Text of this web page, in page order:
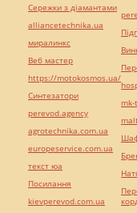
Сережки з діамантами
alliancetechnika.ua
миралинкс
Веб мастер
https://motokosmos.ua/
Синтезатори
perevod.agency
agrotechnika.com.ua
europeservice.com.ua
текст юа
Посилання
kievperevod.com.ua